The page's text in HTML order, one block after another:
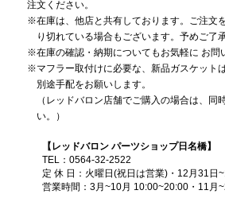
注文ください。
在庫は、他店と共有しております。ご注文
り切れている場合もございます。予めご了
在庫の確認・納期についてもお気軽に お問
マフラー取付けに必要な、新品ガスケット
別途手配をお願いします。
（レッドバロン店舗でご購入の場合は、同
い。）
【レッドバロン パーツショップ日名橋】
TEL：0564-32-2522
定 休 日：火曜日(祝日は営業)・12月31日
営業時間：3月~10月 10:00~20:00・11月